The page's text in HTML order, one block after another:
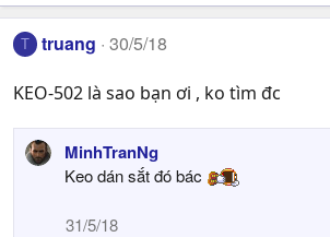
T truang 30/5/18
KEO-502 là sao bạn ơi , ko tìm đc
MinhTranNg
Keo dán sắt đó bác
31/5/18